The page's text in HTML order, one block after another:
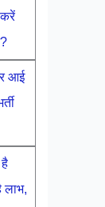
करें
आई
लाभ,